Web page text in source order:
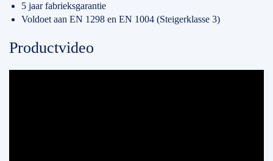
5 jaar fabrieksgarantie
Voldoet aan EN 1298 en EN 1004 (Steigerklasse 3)
Productvideo